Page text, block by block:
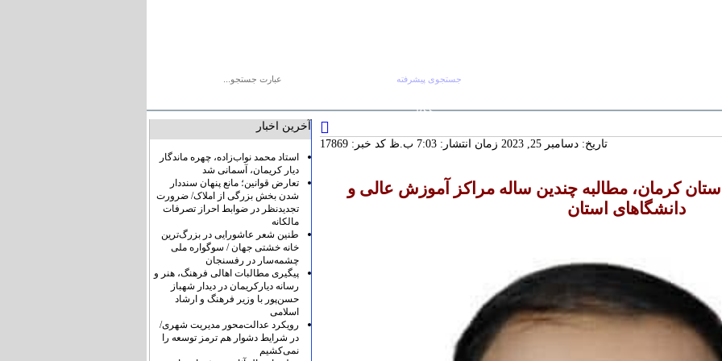
خانه
چشمه‌سار در
جستجوی پیشرفته
RSS
تاریخ: دسامبر 25, 2023 زمان انتشار: 7:03 ب.ظ کد خبر: 17869
کرمان، مطالبه چندین ساله مراکز آموزش عالی و
دانشگاهای استان
آخرین اخبار
استاد محمد نواب‌زاده، چهره ماندگار
دیار کریمان، آسمانی شد
تعارض قوانین؛ مانع پنهان سنددار
شدن بخش بزرگی از املاک/ ضرورت
تجدیدنظر در ضوابط احراز تصرفات
مالکانه
طنین شعر عاشورایی در بزرگ‌ترین
خانه خشتی جهان / سوگواره ملی
چشمه‌سار در رفسنجان
پیگیری مطالبات اهالی فرهنگ، هنر و
رسانه دیارکریمان در دیدار شهباز
حسن‌پور با وزیر فرهنگ و ارشاد
اسلامی
رویکرد عدالت‌محور مدیریت شهری/
در شرایط دشوار هم ترمز توسعه را
نمی‌کشیم